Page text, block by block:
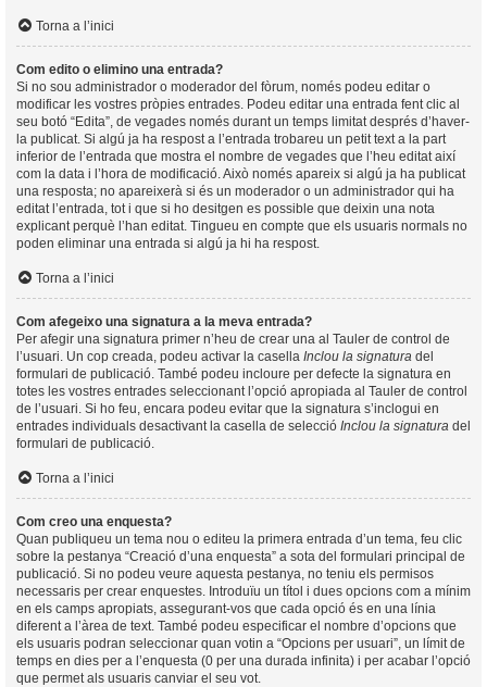
Torna a l’inici
Com edito o elimino una entrada?
Si no sou administrador o moderador del fòrum, només podeu editar o
modificar les vostres pròpies entrades. Podeu editar una entrada fent clic al
seu botó “Edita”, de vegades només durant un temps limitat després d’haver-
la publicat. Si algú ja ha respost a l’entrada trobareu un petit text a la part
inferior de l’entrada que mostra el nombre de vegades que l’heu editat així
com la data i l’hora de modificació. Això només apareix si algú ja ha publicat
una resposta; no apareixerà si és un moderador o un administrador qui ha
editat l’entrada, tot i que si ho desitgen es possible que deixin una nota
explicant perquè l’han editat. Tingueu en compte que els usuaris normals no
poden eliminar una entrada si algú ja hi ha respost.
Torna a l’inici
Com afegeixo una signatura a la meva entrada?
Per afegir una signatura primer n’heu de crear una al Tauler de control de
l’usuari. Un cop creada, podeu activar la casella Inclou la signatura del
formulari de publicació. També podeu incloure per defecte la signatura en
totes les vostres entrades seleccionant l’opció apropiada al Tauler de control
de l’usuari. Si ho feu, encara podeu evitar que la signatura s’inclogui en
entrades individuals desactivant la casella de selecció Inclou la signatura del
formulari de publicació.
Torna a l’inici
Com creo una enquesta?
Quan publiqueu un tema nou o editeu la primera entrada d’un tema, feu clic
sobre la pestanya “Creació d’una enquesta” a sota del formulari principal de
publicació. Si no podeu veure aquesta pestanya, no teniu els permisos
necessaris per crear enquestes. Introduïu un títol i dues opcions com a mínim
en els camps apropiats, assegurant-vos que cada opció és en una línia
diferent a l’àrea de text. També podeu especificar el nombre d’opcions que
els usuaris podran seleccionar quan votin a “Opcions per usuari”, un límit de
temps en dies per a l’enquesta (0 per una durada infinita) i per acabar l’opció
que permet als usuaris canviar el seu vot.